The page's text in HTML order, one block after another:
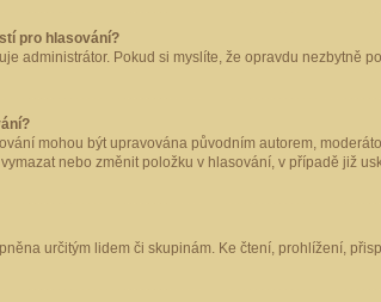
pro hlasování?
administrátor. Pokud si myslíte, že opravdu nezbytně
mohou být upravována původním autorem,
nebo změnit položku v hlasování, v případě již
určitým lidem či skupinám. Ke čtení, prohlížení,